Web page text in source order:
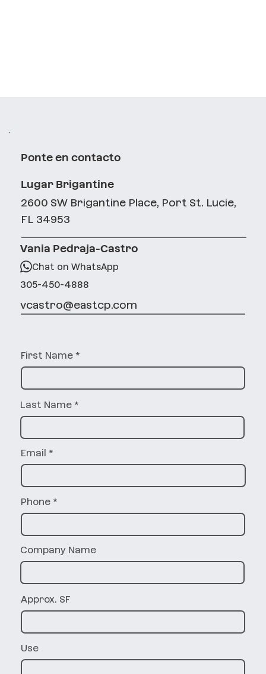
Ponte en contacto
Lugar Brigantine
2600 SW Brigantine Place, Port St. Lucie,
FL 34953
Use
Approx. SF
Company Name
Phone
Email
Last Name
First Name
Vania Pedraja-Castro
Chat on WhatsApp
305-450-4888
vcastro@eastcp.com